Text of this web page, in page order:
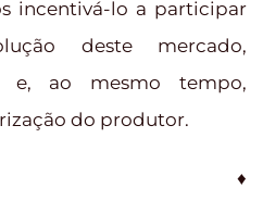
incentivá-lo a participar
deste mercado,
e, ao mesmo tempo,
do produtor.
♦